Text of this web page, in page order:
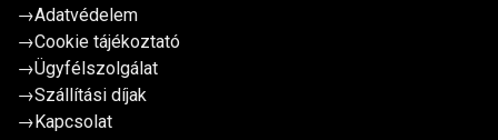
→Adatvédelem
→Cookie tájékoztató
→Ügyfélszolgálat
→Szállítási díjak
→Kapcsolat